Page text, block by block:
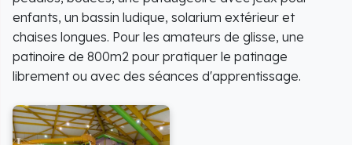
enfants, un bassin ludique, solarium extérieur et
chaises longues. Pour les amateurs de glisse, une
patinoire de 800m2 pour pratiquer le patinage
librement ou avec des séances d'apprentissage.